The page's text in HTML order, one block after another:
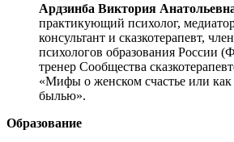
Ардзинба Виктория
практикующий психолог,
консультант и сказкотерапевт,
психологов образования России
тренер Сообщества
«Мифы о женском счастье или как
былью».
Образование